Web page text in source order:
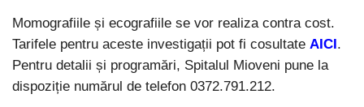
Momografiile și ecografiile se vor realiza contra cost.
Tarifele pentru aceste investigații pot fi cosultate AICI.
Pentru detalii și programări, Spitalul Mioveni pune la
dispoziție numărul de telefon 0372.791.212.